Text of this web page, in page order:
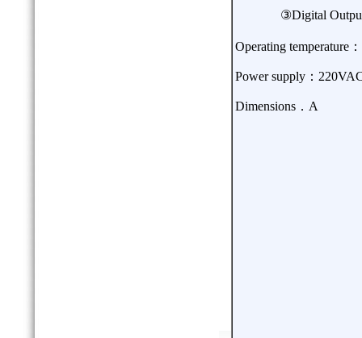
③Digital
Operating temperature ：
Power supply ：
Dimensions ． A